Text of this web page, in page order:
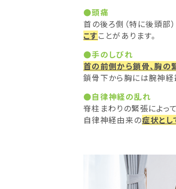
●頭痛
首の後ろ側（特に後頭部
こすことがあります。
●手のしびれ
首の前側から鎖骨、胸の
鎖骨下から胸には腕神経
●自律神経の乱れ
脊柱まわりの緊張によっ
自律神経由来の症状とし